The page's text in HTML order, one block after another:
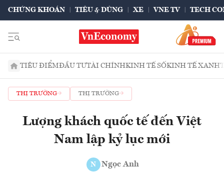
CHỨNG KHOÁN TIÊU & DÙNG XE VNE TV TECH
TIÊU ĐIỂMĐẦU TƯTÀI CHÍNHKINH TẾ SỐKINH TẾ XANH
THỊ TRƯỜNG THỊ TRƯỜNG
Lượng khách quốc tế đến Việt
Nam lập kỷ lục mới
N Ngọc Anh